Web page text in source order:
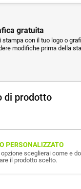
gratuita
stampa con il tuo logo o
modifiche prima della
di prodotto
PERSONALIZZATO
sceglierai come e
il prodotto scelto.